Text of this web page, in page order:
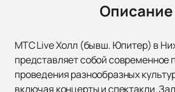
Описание
МТС Live Холл (бывш. Юпитер) в
представляет собой современное
проведения разнообразных
включая концерты и спектакли.